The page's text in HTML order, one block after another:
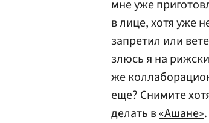
мне уже
в лице, хотя уже
запретил или
злюсь я на
же
еще? Снимите
делать в«Ашане»